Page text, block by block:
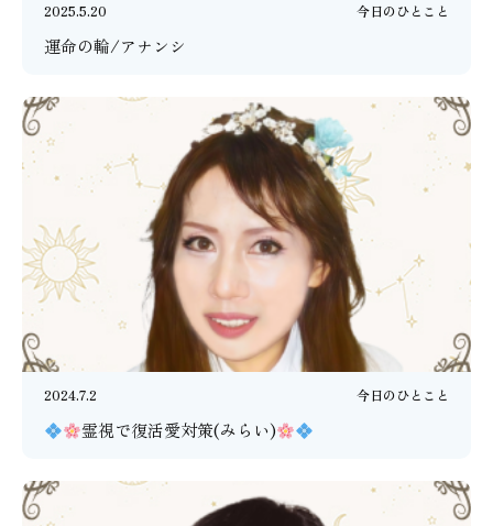
2025.5.20 今日のひとこと
運命の輪/アナンシ
2024.7.2 今日のひとこと
霊視で復活愛対策(みらい)